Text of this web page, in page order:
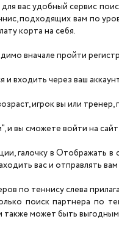
для вас удобный сервис
подходящих вам по
корта на себя.
вначале пройти
и входить через ваш
игрок вы или
и вы сможете войти на
галочку в Отображать
вас и отправлять вам
по теннису слева
поиск партнера по
может быть